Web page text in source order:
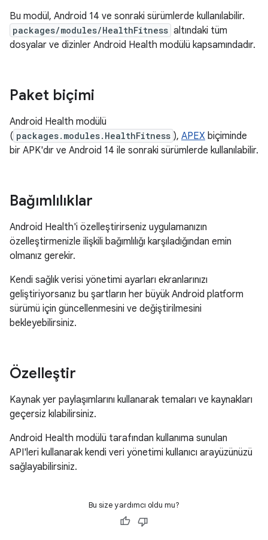
Bu modül, Android 14 ve sonraki sürümlerde kullanılabilir.
packages/modules/HealthFitness altındaki tüm
dosyalar ve dizinler Android Health modülü kapsamındadır.
Paket biçimi
Android Health modülü
( packages.modules.HealthFitness ), APEX biçiminde
bir APK'dır ve Android 14 ile sonraki sürümlerde kullanılabilir.
Bağımlılıklar
Android Health'i özelleştirirseniz uygulamanızın
özelleştirmenizle ilişkili bağımlılığı karşıladığından emin
olmanız gerekir.
Kendi sağlık verisi yönetimi ayarları ekranlarınızı
geliştiriyorsanız bu şartların her büyük Android platform
sürümü için güncellenmesini ve değiştirilmesini
bekleyebilirsiniz.
Özelleştir
Kaynak yer paylaşımlarını kullanarak temaları ve kaynakları
geçersiz kılabilirsiniz.
Android Health modülü tarafından kullanıma sunulan
API'leri kullanarak kendi veri yönetimi kullanıcı arayüzünüzü
sağlayabilirsiniz.
Bu size yardımcı oldu mu?